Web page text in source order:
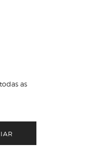
as